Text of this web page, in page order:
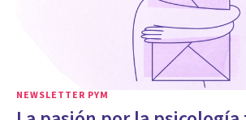
NEWSLETTER PYM